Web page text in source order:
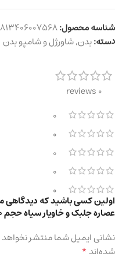
شناسه محصول:
دسته:بدن,شاورژل و شامپو بدن
0 reviews
0
0
0
0
0
اولین کسی باشید که دیدگاهی
عصاره جلبک و خاویار سیاه حجم ۳۰۰ میلی لیتر”
نشانی ایمیل شما منتشر
شده‌اند*